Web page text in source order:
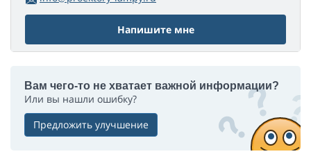
Напишите мне
Вам чего-то не хватает важной информации?
Или вы нашли ошибку?
Предложить улучшение